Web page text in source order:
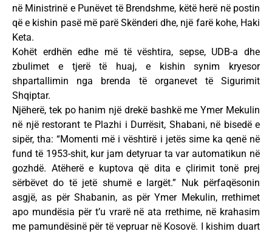
në Ministrinë e Punëvet të Brendshme, këtë herë në postin
që e kishin pasë më parë Skënderi dhe, një farë kohe, Haki
Keta.
Kohët erdhën edhe më të vështira, sepse, UDB-a dhe
zbulimet e tjerë të huaj, e kishin synim kryesor
shpartallimin nga brenda të organevet të Sigurimit
Shqiptar.
Njëherë, tek po hanim një drekë bashkë me Ymer Mekulin
në një restorant te Plazhi i Durrësit, Shabani, në bisedë e
sipër, tha: “Momenti më i vështirë i jetës sime ka qenë në
fund të 1953-shit, kur jam detyruar ta var automatikun në
gozhdë. Atëherë e kuptova që dita e çlirimit tonë prej
sërbëvet do të jetë shumë e largët.” Nuk përfaqësonin
asgjë, as për Shabanin, as për Ymer Mekulin, rrethimet
apo mundësia për t’u vrarë në ata rrethime, në krahasim
me pamundësinë për të vepruar në Kosovë. I kishim duart